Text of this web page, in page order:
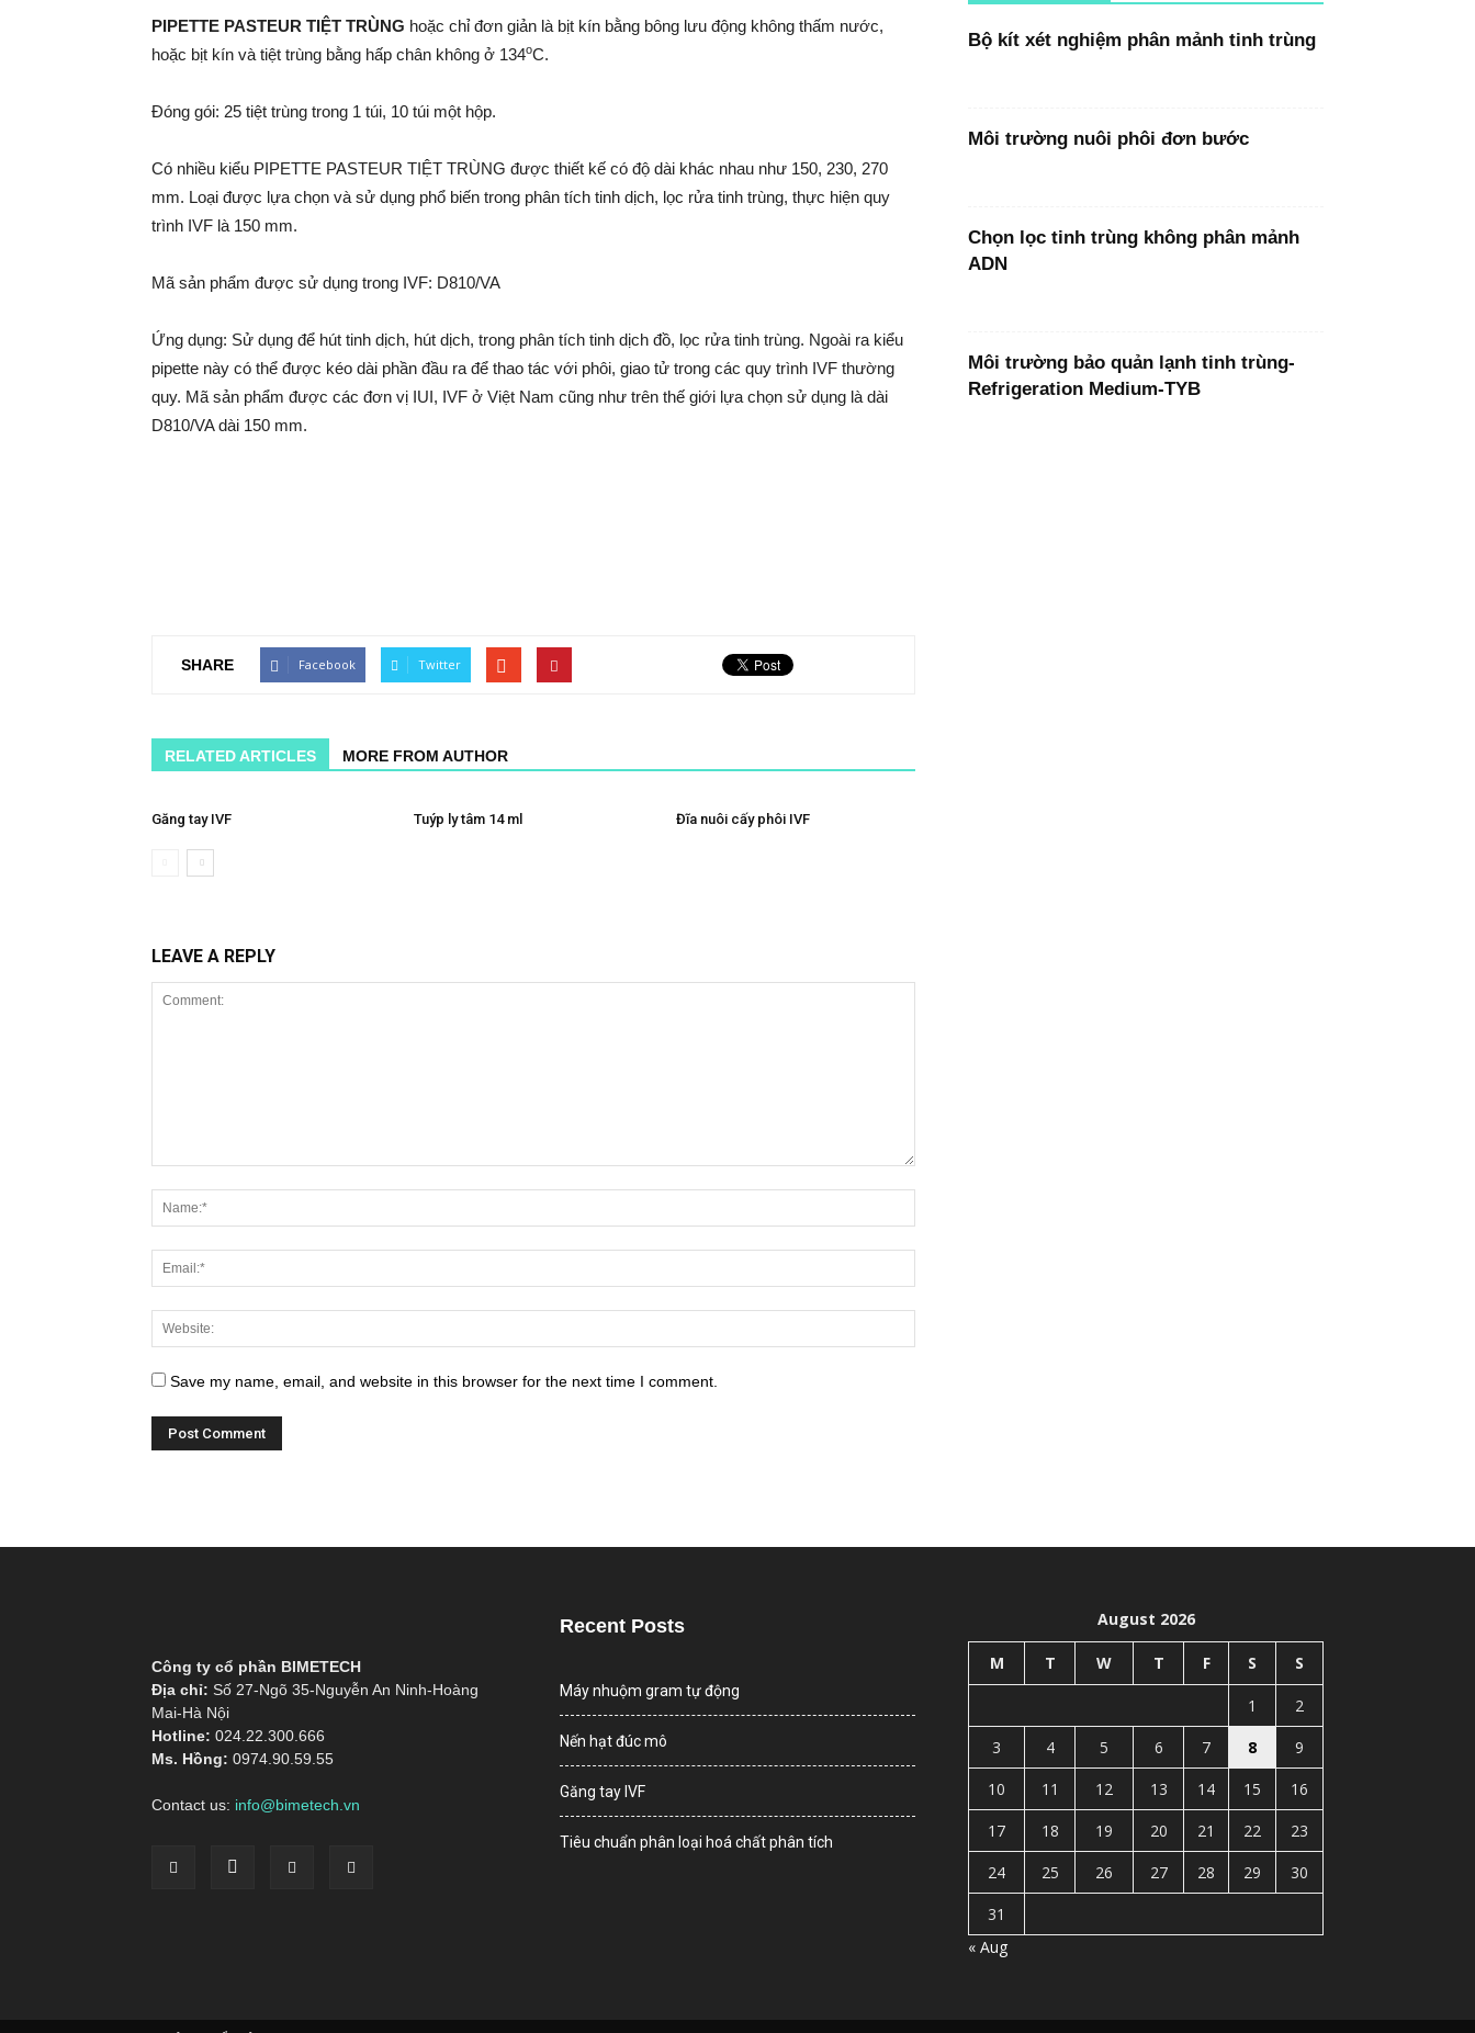
PIPETTE PASTEUR TIỆT TRÙNG hoặc chỉ đơn giản là bịt kín bằng bông lưu động không thấm nước,
hoặc bịt kín và tiệt trùng bằng hấp chân không ở 134oC.
Đóng gói: 25 tiệt trùng trong 1 túi, 10 túi một hộp.
Có nhiều kiểu PIPETTE PASTEUR TIỆT TRÙNG được thiết kế có độ dài khác nhau như 150, 230, 270
mm. Loại được lựa chọn và sử dụng phổ biến trong phân tích tinh dịch, lọc rửa tinh trùng, thực hiện quy
trình IVF là 150 mm.
Mã sản phẩm được sử dụng trong IVF: D810/VA
Ứng dụng: Sử dụng để hút tinh dịch, hút dịch, trong phân tích tinh dịch đồ, lọc rửa tinh trùng. Ngoài ra kiểu
pipette này có thể được kéo dài phần đầu ra để thao tác với phôi, giao tử trong các quy trình IVF thường
quy. Mã sản phẩm được các đơn vị IUI, IVF ở Việt Nam cũng như trên thế giới lựa chọn sử dụng là dài
D810/VA dài 150 mm.
SHARE Facebook Twitter
RELATED ARTICLES MORE FROM AUTHOR
Găng tay IVF Tuýp ly tâm 14 ml Đĩa nuôi cấy phôi IVF
LEAVE A REPLY
Save my name, email, and website in this browser for the next time I comment.
Bộ kít xét nghiệm phân mảnh tinh trùng
Môi trường nuôi phôi đơn bước
Chọn lọc tinh trùng không phân mảnh
ADN
Môi trường bảo quản lạnh tinh trùng-
Refrigeration Medium-TYB
Công ty cổ phần BIMETECH
Địa chỉ: Số 27-Ngõ 35-Nguyễn An Ninh-Hoàng
Mai-Hà Nội
Hotline: 024.22.300.666
Ms. Hồng: 0974.90.59.55
Contact us: info@bimetech.vn
Recent Posts
Máy nhuộm gram tự động
Nến hạt đúc mô
Găng tay IVF
Tiêu chuẩn phân loại hoá chất phân tích
August 2026
M T W T F S S
1
2
3
4 5 6 7 8
9
10
11 12 13 14 15
16
17
18 19 20 21 22
23
24
25 26 27 28 29
30
31
« Aug